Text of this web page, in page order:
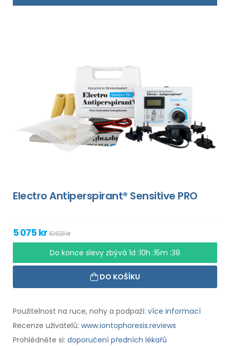
Electro Antiperspirant® Sensitive PRO
5 075 kr10 623 kr
Do konce slevy zbývá 1d :10h :15m :37
DO KOŠÍKU
Použitelnost na ruce, nohy a podpaží: více informací
Recenze uživatelů: www.iontophoresis.reviews
Prohlédněte si: doporučení předních lékařů